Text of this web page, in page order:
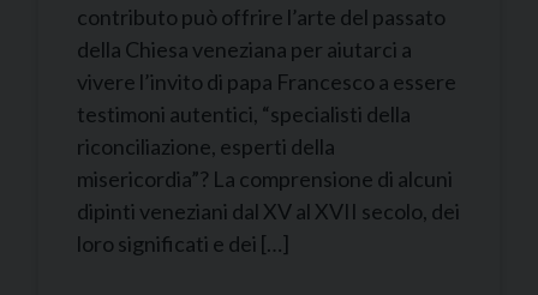
contributo può offrire l’arte del passato
della Chiesa veneziana per aiutarci a
vivere l’invito di papa Francesco a essere
testimoni autentici, “specialisti della
riconciliazione, esperti della
misericordia”? La comprensione di alcuni
dipinti veneziani dal XV al XVII secolo, dei
loro significati e dei […]